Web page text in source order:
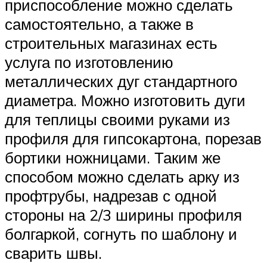
приспособление можно сделать
самостоятельно, а также в
строительных магазинах есть
услуга по изготовлению
металлических дуг стандартного
диаметра. Можно изготовить дуги
для теплицы своими руками из
профиля для гипсокартона, порезав
бортики ножницами. Таким же
способом можно сделать арку из
профтрубы, надрезав с одной
стороны на 2/3 ширины профиля
болгаркой, согнуть по шаблону и
сварить швы.